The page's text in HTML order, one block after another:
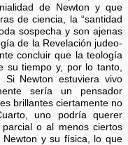
de Newton y que
de ciencia, la “santidad
sospecha y son ajenas
de la Revelación judeo-
concluir que la teología
su tiempo y, por lo tanto,
Si Newton estuviera vivo
sería un pensador
brillantes ciertamente no
uno podría querer
o al menos ciertos
y su física, lo que